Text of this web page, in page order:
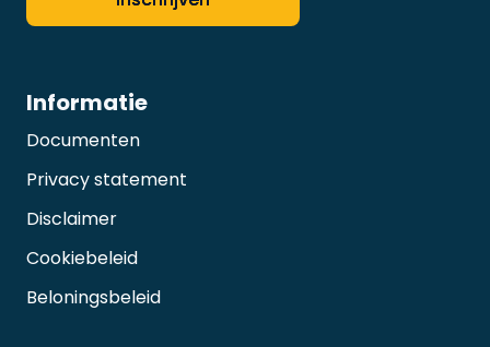
Informatie
Documenten
Privacy statement
Disclaimer
Cookiebeleid
Beloningsbeleid